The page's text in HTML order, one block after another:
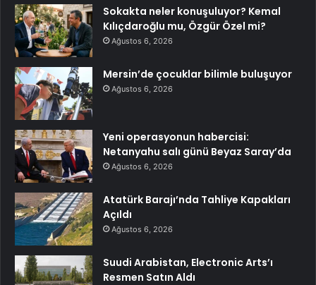
Sokakta neler konuşuluyor? Kemal
Kılıçdaroğlu mu, Özgür Özel mi?
Ağustos 6, 2026
Mersin’de çocuklar bilimle buluşuyor
Ağustos 6, 2026
Yeni operasyonun habercisi:
Netanyahu salı günü Beyaz Saray’da
Ağustos 6, 2026
Atatürk Barajı’nda Tahliye Kapakları
Açıldı
Ağustos 6, 2026
Suudi Arabistan, Electronic Arts’ı
Resmen Satın Aldı